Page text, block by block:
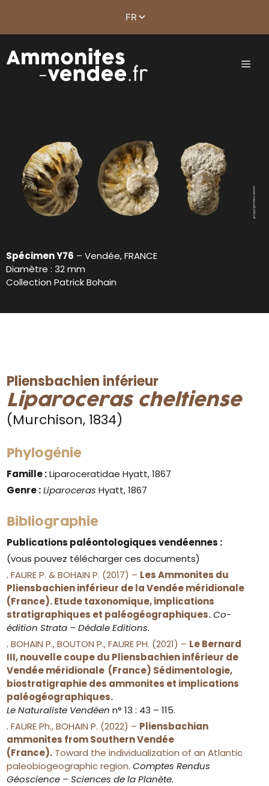
Spécimen Y76 – Vendée, FRANCE
Diamètre : 32 mm
Collection Patrick Bohain
Pliensbachien inférieur
Liparoceras cheltiense
(Murchison, 1834)
Phylogénie
Famille :Liparoceratidae Hyatt, 1867
Genre : Liparoceras Hyatt, 1867
Bibliographie
Publications paléontologiques vendéennes :
(vous pouvez télécharger ces documents)
.FAURE P. & BOHAIN P. (2017) – Les Ammonites du
Pliensbachien inférieur de la Vendée méridionale
(France). Etude taxonomique, implications
stratigraphiques et paléogéographiques. Co-
édition Strata – Dédale Editions.
.BOHAIN P., BOUTON P., FAURE PH. (2021) – Le Bernard
III, nouvelle coupe du Pliensbachien inférieur de
Vendée méridionale (France) Sédimentologie,
biostratigraphie des ammonites et implications
paléogéographiques.
Le Naturaliste Vendéen n° 13 : 43 – 115.
.FAURE Ph., BOHAIN P. (2022) – Pliensbachian
ammonites from Southern Vendée
(France). Toward the individualization of an Atlantic
paleobiogeographic region. Comptes Rendus
Géoscience – Sciences de la Planète.